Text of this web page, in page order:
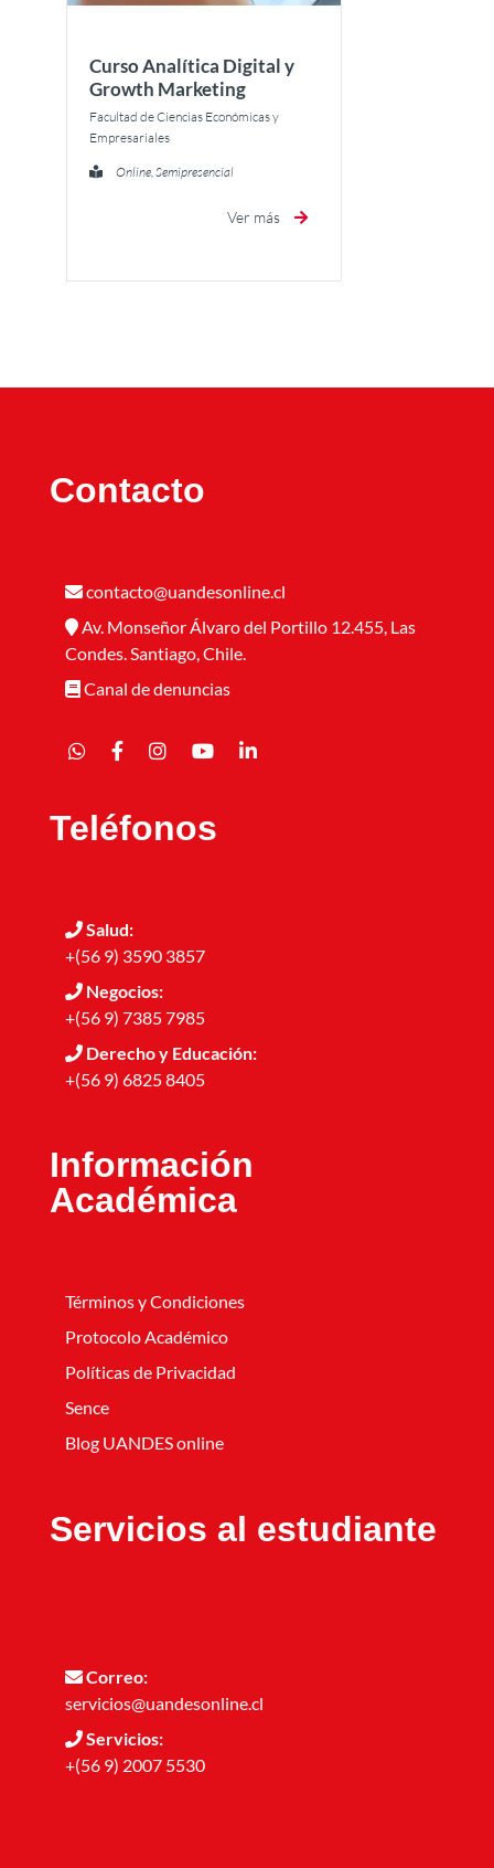
Curso Analítica Digital y
Growth Marketing
Facultad de Ciencias Económicas y
Empresariales
Online, Semipresencial
Ver más
Contacto
contacto@uandesonline.cl
Av. Monseñor Álvaro del Portillo 12.455, Las
Condes. Santiago, Chile.
Canal de denuncias
Teléfonos
Salud:
+(56 9) 3590 3857
Negocios:
+(56 9) 7385 7985
Derecho y Educación:
+(56 9) 6825 8405
Información
Académica
Términos y Condiciones
Protocolo Académico
Políticas de Privacidad
Sence
Blog UANDES online
Servicios al estudiante
Correo:
servicios@uandesonline.cl
Servicios:
+(56 9) 2007 5530